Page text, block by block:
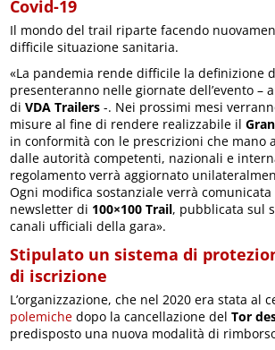
Covid-19
Il mondo del trail riparte facendo
difficile situazione sanitaria.
«La pandemia rende difficile la definizione
presenteranno nelle giornate dell’evento –
diVDA Trailers -. Nei prossimi mesi
misure al fine di rendere realizzabile il
in conformità con le prescrizioni che mano
dalle autorità competenti, nazionali e
regolamento verrà aggiornato
Ogni modifica sostanziale verrà
newsletter di 100×100 Trail, pubblicata sul
canali ufficiali della gara».
Stipulato un sistema di
di iscrizione
L’organizzazione, che nel 2020 era stata al
polemiche dopo la cancellazione delTor
predisposto una nuova modalità di